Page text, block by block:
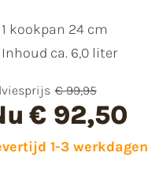
1 kookpan 24 cm
Inhoud ca. 6,0 liter
€ 99,95
€ 92,50
1-3 werkdagen